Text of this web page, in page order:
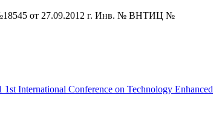
№18545 от 27.09.2012 г. Инв. № ВНТИЦ №
International Conference on Technology Enhanced